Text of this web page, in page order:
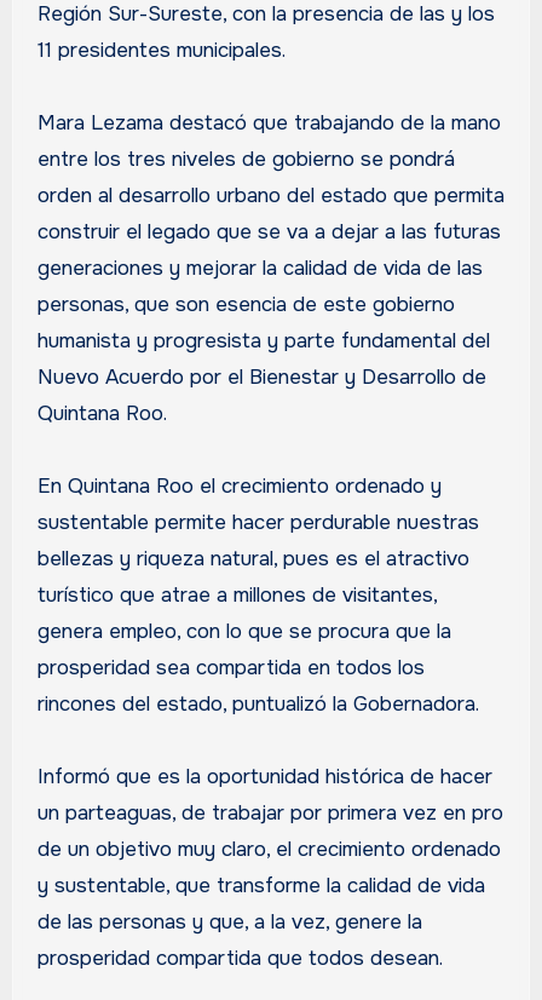
Región Sur-Sureste, con la presencia de las y los
11 presidentes municipales.
Mara Lezama destacó que trabajando de la mano
entre los tres niveles de gobierno se pondrá
orden al desarrollo urbano del estado que permita
construir el legado que se va a dejar a las futuras
generaciones y mejorar la calidad de vida de las
personas, que son esencia de este gobierno
humanista y progresista y parte fundamental del
Nuevo Acuerdo por el Bienestar y Desarrollo de
Quintana Roo.
En Quintana Roo el crecimiento ordenado y
sustentable permite hacer perdurable nuestras
bellezas y riqueza natural, pues es el atractivo
turístico que atrae a millones de visitantes,
genera empleo, con lo que se procura que la
prosperidad sea compartida en todos los
rincones del estado, puntualizó la Gobernadora.
Informó que es la oportunidad histórica de hacer
un parteaguas, de trabajar por primera vez en pro
de un objetivo muy claro, el crecimiento ordenado
y sustentable, que transforme la calidad de vida
de las personas y que, a la vez, genere la
prosperidad compartida que todos desean.